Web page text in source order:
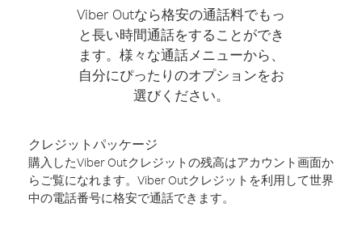
Viber Outなら格安の通話料でもっ
と長い時間通話をすることができ
ます。様々な通話メニューから、
自分にぴったりのオプションをお
選びください。
クレジットパッケージ
購入したViber Outクレジットの残高はアカウント画面か
らご覧になれます。Viber Outクレジットを利用して世界
中の電話番号に格安で通話できます。